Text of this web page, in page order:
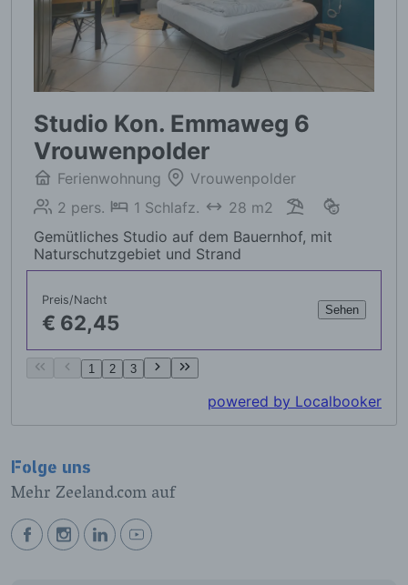
Folge uns
Mehr Zeeland.com auf
BEKIJKBEKIJKBEKIJKBEKIJK